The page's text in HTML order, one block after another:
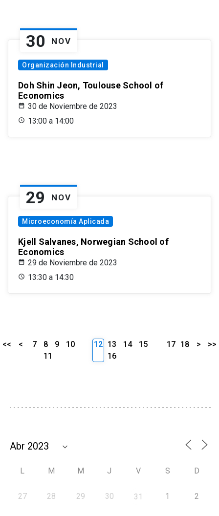
30 NOV
Organización Industrial
Doh Shin Jeon, Toulouse School of
Economics
30 de Noviembre de 2023
13:00 a 14:00
29 NOV
Microeconomía Aplicada
Kjell Salvanes, Norwegian School of
Economics
29 de Noviembre de 2023
13:30 a 14:30
<< < 7 8 9
10
11
12 13 14
15
16
17 18 > >>
L M M J V S D
27 28 29 30 31 1 2